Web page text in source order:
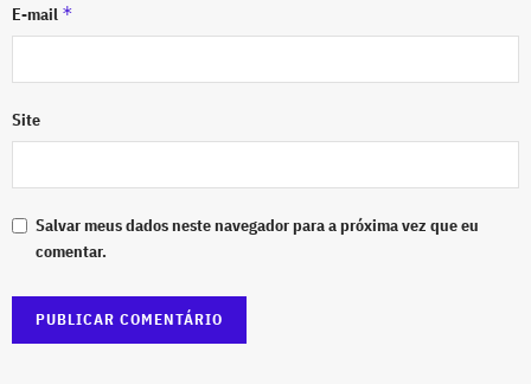
E-mail *
Site
Salvar meus dados neste navegador para a próxima vez que eu
comentar.